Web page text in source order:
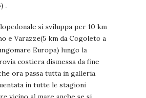
.
si sviluppa per 10 km
e Varazze(5 km da Cogoleto a
Europa) lungo la
costiera dismessa da fine
ora passa tutta in galleria.
in tutte le stagioni